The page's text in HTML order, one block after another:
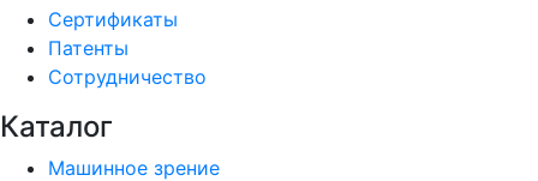
Сертификаты
Патенты
Сотрудничество
Каталог
Машинное зрение